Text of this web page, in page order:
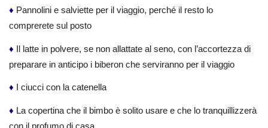
♦ Pannolini e salviette per il viaggio, perché il resto lo
comprerete sul posto
♦ Il latte in polvere, se non allattate al seno, con l’accortezza di
preparare in anticipo i biberon che serviranno per il viaggio
♦ I ciucci con la catenella
♦ La copertina che il bimbo è solito usare e che lo tranquillizzerà